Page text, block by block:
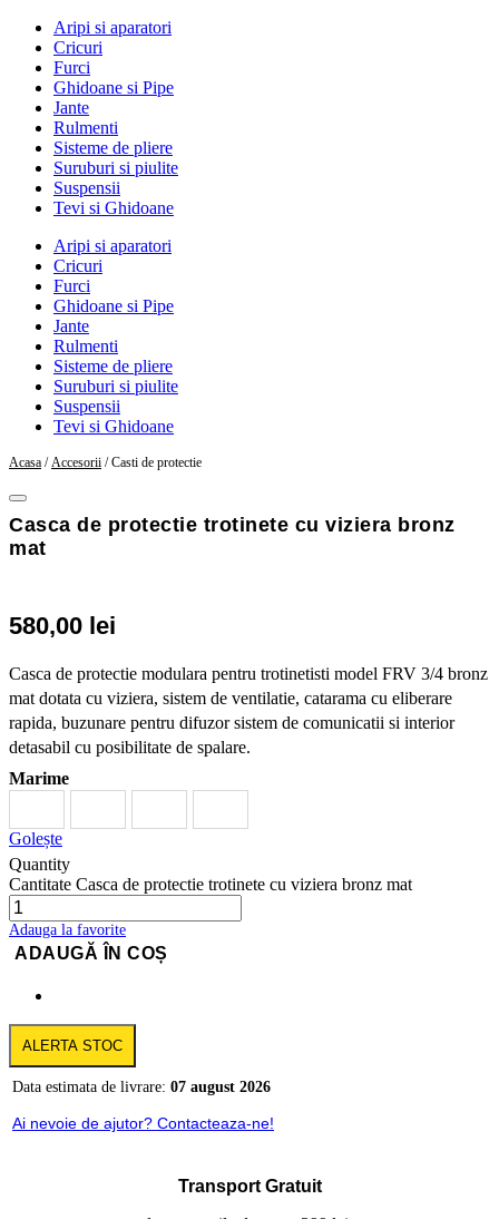
Aripi si aparatori
Cricuri
Furci
Ghidoane si Pipe
Jante
Rulmenti
Sisteme de pliere
Suruburi si piulite
Suspensii
Tevi si Ghidoane
Aripi si aparatori
Cricuri
Furci
Ghidoane si Pipe
Jante
Rulmenti
Sisteme de pliere
Suruburi si piulite
Suspensii
Tevi si Ghidoane
Acasa / Accesorii / Casti de protectie
Casca de protectie trotinete cu viziera bronz
mat
580,00 lei
Casca de protectie modulara pentru trotinetisti model FRV 3/4 bronz
mat dotata cu viziera, sistem de ventilatie, catarama cu eliberare
rapida, buzunare pentru difuzor sistem de comunicatii si interior
detasabil cu posibilitate de spalare.
Marime
Golește
Quantity
Cantitate Casca de protectie trotinete cu viziera bronz mat
Adauga la favorite
ADAUGĂ ÎN COȘ
ALERTA STOC
Data estimata de livrare: 07 august 2026
Ai nevoie de ajutor? Contacteaza-ne!
Transport Gratuit